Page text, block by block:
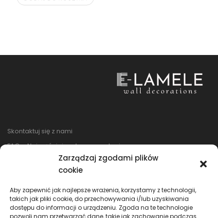
Zarządzaj zgodami plików
cookie
Aby zapewnić jak najlepsze wrażenia, korzystamy z technologii,
takich jak pliki cookie, do przechowywania i/lub uzyskiwania
dostępu do informacji o urządzeniu. Zgoda na te technologie
pozwoli nam przetwarzać dane, takie jak zachowanie podczas
Skontaktuj się z nami
FAQ – Najczęściej zadawane pytania
Regulamin sklepu
Reklamacje i zwroty
Polityka prywatności